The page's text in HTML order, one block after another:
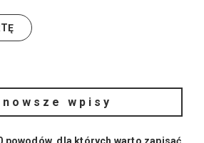
wpisy
powodów, dla których warto zapisać